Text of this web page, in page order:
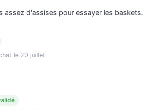
assez d'assises pour essayer les baskets.
le 20 juillet